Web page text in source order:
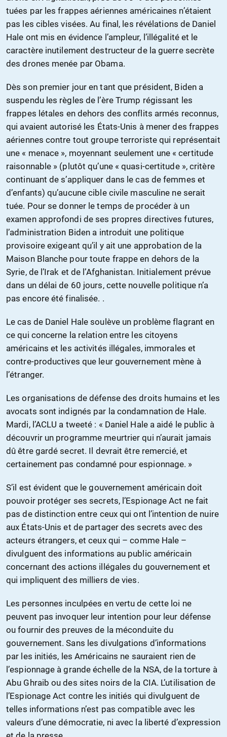
tuées par les frappes aériennes américaines n’étaient
pas les cibles visées. Au final, les révélations de Daniel
Hale ont mis en évidence l’ampleur, l’illégalité et le
caractère inutilement destructeur de la guerre secrète
des drones menée par Obama.
Dès son premier jour en tant que président, Biden a
suspendu les règles de l’ère Trump régissant les
frappes létales en dehors des conflits armés reconnus,
qui avaient autorisé les États-Unis à mener des frappes
aériennes contre tout groupe terroriste qui représentait
une « menace », moyennant seulement une « certitude
raisonnable » (plutôt qu’une « quasi-certitude », critère
continuant de s’appliquer dans le cas de femmes et
d’enfants) qu’aucune cible civile masculine ne serait
tuée. Pour se donner le temps de procéder à un
examen approfondi de ses propres directives futures,
l’administration Biden a introduit une politique
provisoire exigeant qu’il y ait une approbation de la
Maison Blanche pour toute frappe en dehors de la
Syrie, de l’Irak et de l’Afghanistan. Initialement prévue
dans un délai de 60 jours, cette nouvelle politique n’a
pas encore été finalisée. .
Le cas de Daniel Hale soulève un problème flagrant en
ce qui concerne la relation entre les citoyens
américains et les activités illégales, immorales et
contre-productives que leur gouvernement mène à
l’étranger.
Les organisations de défense des droits humains et les
avocats sont indignés par la condamnation de Hale.
Mardi, l’ACLU a tweeté : « Daniel Hale a aidé le public à
découvrir un programme meurtrier qui n’aurait jamais
dû être gardé secret. Il devrait être remercié, et
certainement pas condamné pour espionnage. »
S’il est évident que le gouvernement américain doit
pouvoir protéger ses secrets, l’Espionage Act ne fait
pas de distinction entre ceux qui ont l’intention de nuire
aux États-Unis et de partager des secrets avec des
acteurs étrangers, et ceux qui – comme Hale –
divulguent des informations au public américain
concernant des actions illégales du gouvernement et
qui impliquent des milliers de vies.
Les personnes inculpées en vertu de cette loi ne
peuvent pas invoquer leur intention pour leur défense
ou fournir des preuves de la méconduite du
gouvernement. Sans les divulgations d’informations
par les initiés, les Américains ne sauraient rien de
l’espionnage à grande échelle de la NSA, de la torture à
Abu Ghraib ou des sites noirs de la CIA. L’utilisation de
l’Espionage Act contre les initiés qui divulguent de
telles informations n’est pas compatible avec les
valeurs d’une démocratie, ni avec la liberté d’expression